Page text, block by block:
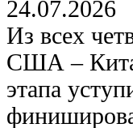
24.07.2026
Из всех
США –
этапа